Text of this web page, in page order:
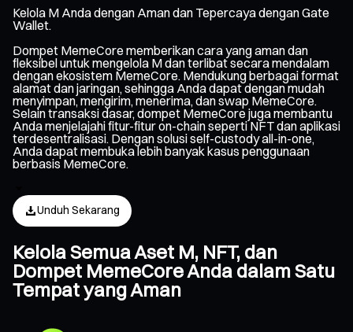
Kelola M Anda dengan Aman dan Tepercaya dengan Gate
Wallet.
Dompet MemeCore memberikan cara yang aman dan
fleksibel untuk mengelola M dan terlibat secara mendalam
dengan ekosistem MemeCore. Mendukung berbagai format
alamat dan jaringan, sehingga Anda dapat dengan mudah
menyimpan, mengirim, menerima, dan swap MemeCore.
Selain transaksi dasar, dompet MemeCore juga membantu
Anda menjelajahi fitur-fitur on-chain seperti NFT dan aplikasi
terdesentralisasi. Dengan solusi self-custody all-in-one,
Anda dapat membuka lebih banyak kasus penggunaan
berbasis MemeCore.
Unduh Sekarang
Kelola Semua Aset M, NFT, dan
Dompet MemeCore Anda dalam Satu
Tempat yang Aman